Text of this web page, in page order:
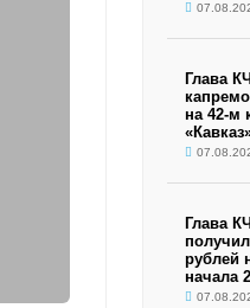
Глава
на 42-м
Глава
рублей
начала